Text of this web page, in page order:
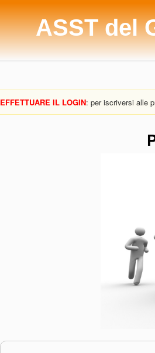
ASST del
EFFETTUARE IL LOGIN: per iscriversi alle